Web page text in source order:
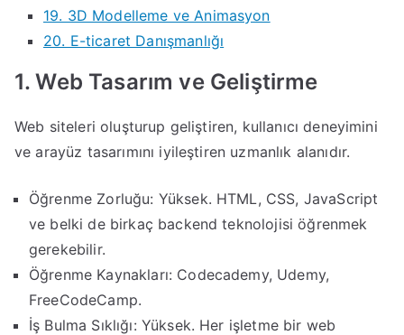
19. 3D Modelleme ve Animasyon
20. E-ticaret Danışmanlığı
1. Web Tasarım ve Geliştirme
Web siteleri oluşturup geliştiren, kullanıcı deneyimini
ve arayüz tasarımını iyileştiren uzmanlık alanıdır.
Öğrenme Zorluğu: Yüksek. HTML, CSS, JavaScript
ve belki de birkaç backend teknolojisi öğrenmek
gerekebilir.
Öğrenme Kaynakları: Codecademy, Udemy,
FreeCodeCamp.
İş Bulma Sıklığı: Yüksek. Her işletme bir web